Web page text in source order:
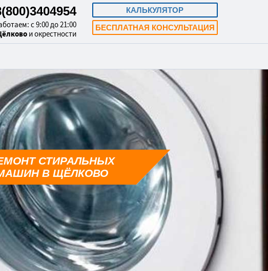
КАЛЬКУЛЯТОР
БЕСПЛАТНАЯ КОНСУЛЬТАЦИЯ
с 9:00 до 21:00
и окрестности
СТИРАЛЬНЫХ
В ЩЁЛКОВО